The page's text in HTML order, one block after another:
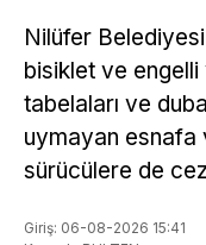
Nilüfer
bisiklet ve engelli
tabelaları ve
uymayan esnafa
sürücülere de
Giriş: 06-08-2026 15:41